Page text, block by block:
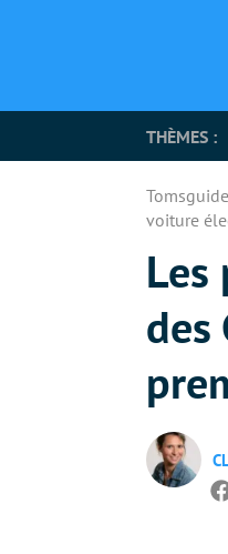
THÈMES :
voiture
Les
des